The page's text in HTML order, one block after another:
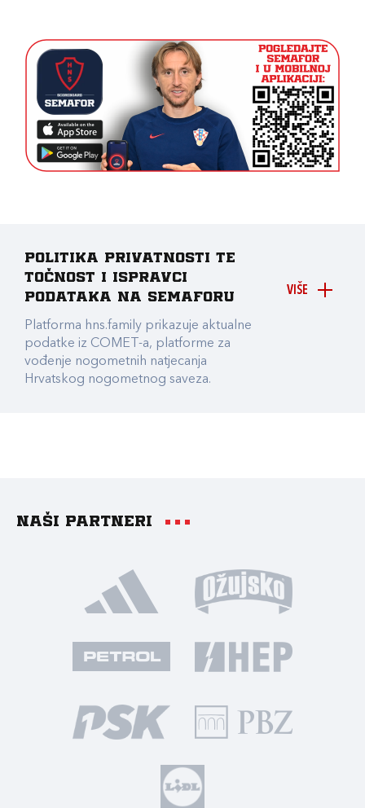
VIŠE
Politika privatnosti te
točnost i ispravci
podataka na Semaforu
Platforma hns.family prikazuje aktualne
podatke iz COMET-a, platforme za
vođenje nogometnih natjecanja
Hrvatskog nogometnog saveza.
Naši partneri